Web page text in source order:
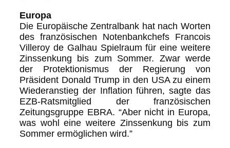
Europa
Die Europäische Zentralbank hat nach Worten
des französischen Notenbankchefs Francois
Villeroy de Galhau Spielraum für eine weitere
Zinssenkung bis zum Sommer. Zwar werde
der Protektionismus der Regierung von
Präsident Donald Trump in den USA zu einem
Wiederanstieg der Inflation führen, sagte das
EZB-Ratsmitglied der französischen
Zeitungsgruppe EBRA. “Aber nicht in Europa,
was wohl eine weitere Zinssenkung bis zum
Sommer ermöglichen wird.”